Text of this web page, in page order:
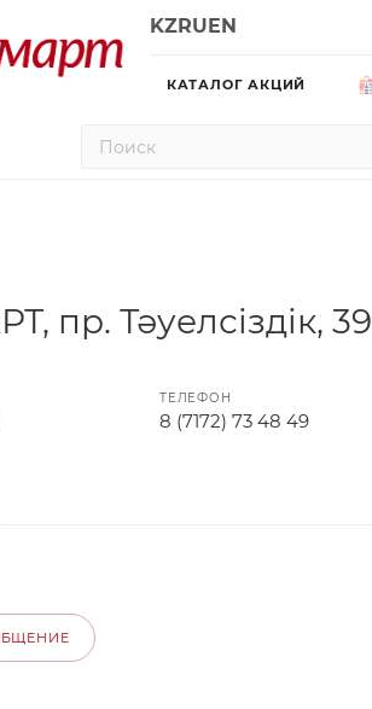
KZRUEN
КАТАЛОГ АКЦИЙ
пр. ​Тәуелсіздік, 39
ТЕЛЕФОН
8 (7172) 73 48 49